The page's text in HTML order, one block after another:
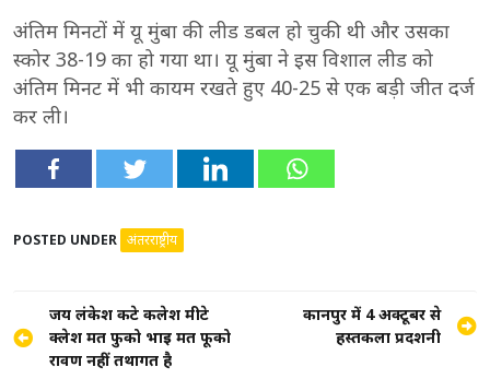
अंतिम मिनटों में यू मुंबा की लीड डबल हो चुकी थी और उसका
स्कोर 38-19 का हो गया था। यू मुंबा ने इस विशाल लीड को
अंतिम मिनट में भी कायम रखते हुए 40-25 से एक बड़ी जीत दर्ज
कर ली।
POSTED UNDER अंतरराष्ट्रीय
Post
navigation
जय लंकेश कटे कलेश मीटे
क्लेश मत फुको भाई मत फूको
रावण नहीं तथागत है
कानपुर में 4 अक्टूबर से
हस्तकला प्रदर्शनी